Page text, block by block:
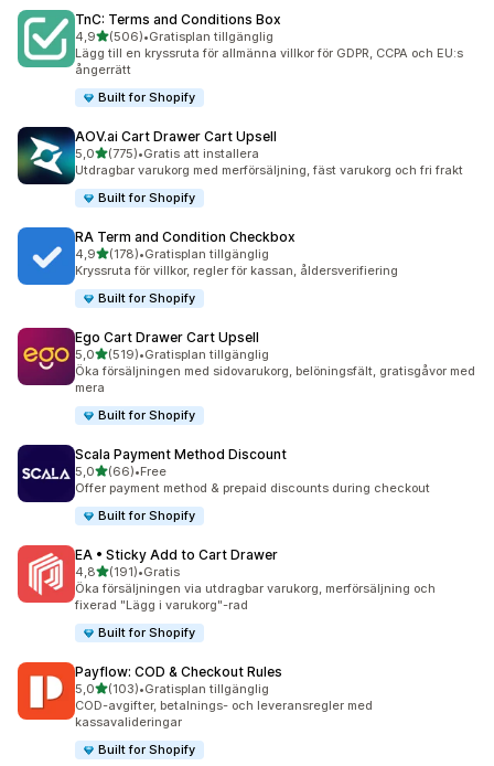
TnC: Terms and Conditions Box
4,9av 5 stjärnor
(506)
506 recensioner totalt
•Gratisplan tillgänglig
Lägg till en kryssruta för allmänna villkor för GDPR, CCPA och EU:s
ångerrätt
Built for Shopify
AOV.ai Cart Drawer Cart Upsell
5,0av 5 stjärnor
(775)
775 recensioner totalt
•Gratis att installera
Utdragbar varukorg med merförsäljning, fäst varukorg och fri frakt
Built for Shopify
RA Term and Condition Checkbox
4,9av 5 stjärnor
(178)
178 recensioner totalt
•Gratisplan tillgänglig
Kryssruta för villkor, regler för kassan, åldersverifiering
Built for Shopify
Ego Cart Drawer Cart Upsell
5,0av 5 stjärnor
(519)
519 recensioner totalt
•Gratisplan tillgänglig
Öka försäljningen med sidovarukorg, belöningsfält, gratisgåvor med
mera
Built for Shopify
Scala Payment Method Discount
5,0av 5 stjärnor
(66)
66 recensioner totalt
•Free
Offer payment method & prepaid discounts during checkout
Built for Shopify
EA • Sticky Add to Cart Drawer
4,8av 5 stjärnor
(191)
191 recensioner totalt
•Gratis
Öka försäljningen via utdragbar varukorg, merförsäljning och
fixerad "Lägg i varukorg"-rad
Built for Shopify
Payflow: COD & Checkout Rules
5,0av 5 stjärnor
(103)
103 recensioner totalt
•Gratisplan tillgänglig
COD-avgifter, betalnings- och leveransregler med
kassavalideringar
Built for Shopify